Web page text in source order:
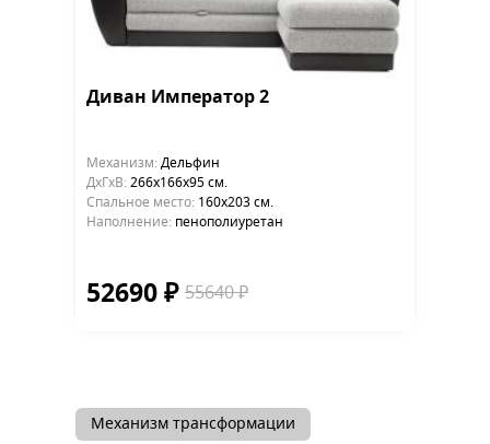
Диван Император 2
Механизм: Дельфин
ДхГхВ: 266х166x95 см.
Cпальное место: 160х203 см.
Наполнение: пенополиуретан
52690 ₽ 55640 ₽
Механизм трансформации